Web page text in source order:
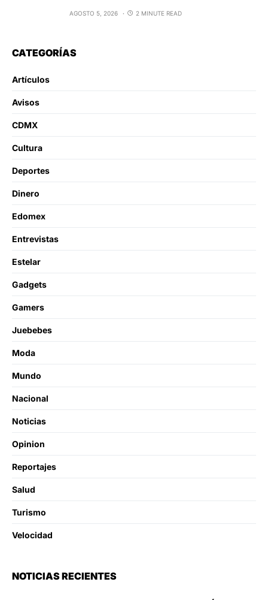
AGOSTO 5, 2026 2 MINUTE READ
CATEGORÍAS
Artículos
Avisos
CDMX
Cultura
Deportes
Dinero
Edomex
Entrevistas
Estelar
Gadgets
Gamers
Juebebes
Moda
Mundo
Nacional
Noticias
Opinion
Reportajes
Salud
Turismo
Velocidad
NOTICIAS RECIENTES